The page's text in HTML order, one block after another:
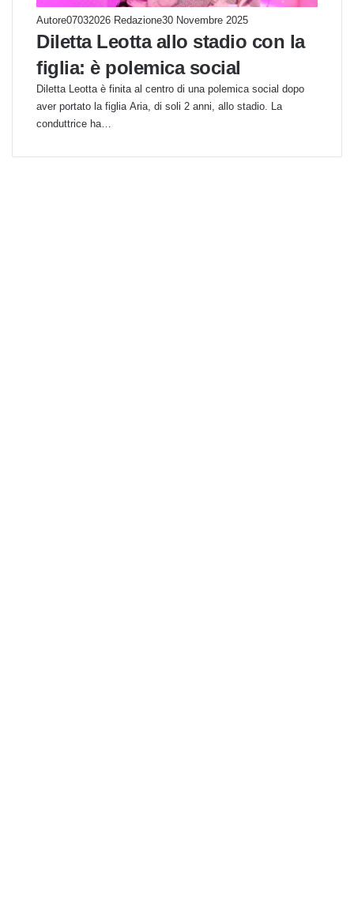
Autore07032026 Redazione30 Novembre 2025
Diletta Leotta allo stadio con la
figlia: è polemica social
Diletta Leotta è finita al centro di una polemica social dopo
aver portato la figlia Aria, di soli 2 anni, allo stadio. La
conduttrice ha…